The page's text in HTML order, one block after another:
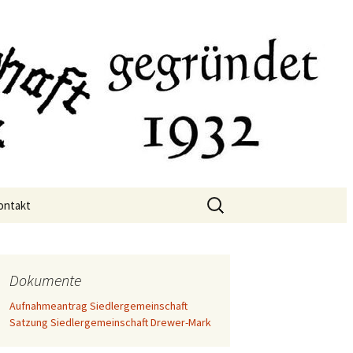
Mark
Dokumente
Aufnahmeantrag Siedlergemeinschaft
Satzung Siedlergemeinschaft Drewer-Mark